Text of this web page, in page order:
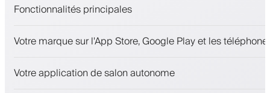
Fonctionnalités principales
Paiements, caution
Fidélisez les clients avec un programme de fidélité
Votre marque sur l'App Store, Google Play et les
Votre application de salon autonome